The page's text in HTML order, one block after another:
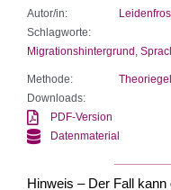
Autor/in:
Schlagworte:
Migrationshintergrund
Methode:
Downloads:
PDF-Version
Datenmaterial
Hinweis – Der Fall